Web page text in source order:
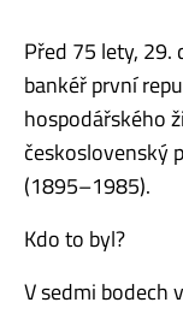
Před 75 lety,
bankéř první
hospodářského
československý
(1895–1985).
Kdo to byl?
V sedmi bodech